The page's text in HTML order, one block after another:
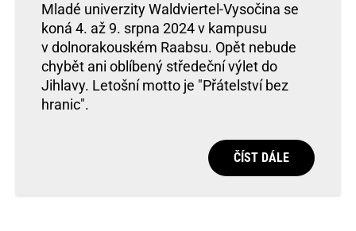
Mladé univerzity Waldviertel-Vysočina se
koná 4. až 9. srpna 2024 v kampusu
v dolnorakouském Raabsu. Opět nebude
chybět ani oblíbený středeční výlet do
Jihlavy. Letošní motto je "Přátelství bez
hranic".
ČÍST DÁLE